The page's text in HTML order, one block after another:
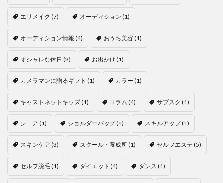
エリメイク (7) オーディション (1)
オーディション情報 (4) おうち美容(1)
オシャレな休日 (3) お出かけ (1)
カメラマンに贈るギフト (1) カラー (1)
キャストネットキッズ(1) コラム (4) サブスク (1)
シニア (1) ショルダーバッグ(4) スキルアップ(1)
スキンケア (3) スクール・養成所(1) セルフエステ (5)
セルフ脱毛(1) ダイエット (4) ダンス (1)